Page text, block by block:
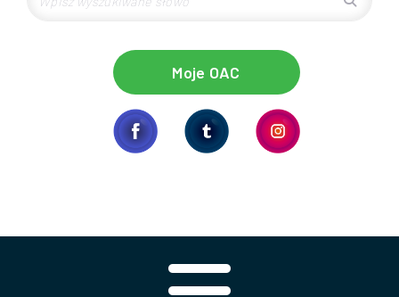
Moje OAC